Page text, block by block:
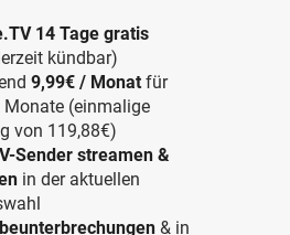
14 Tage gratis
kündbar)
9,99€ / Monat für
Monate (einmalige
von 119,88€)
Sender streamen &
in der aktuellen
& in